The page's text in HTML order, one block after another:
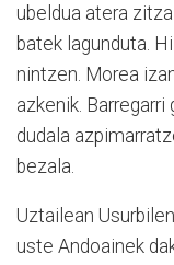
ubeldua atera
batek lagunduta.
nintzen. Morea
azkenik.
dudala
bezala.
Uztailean
uste Andoainek